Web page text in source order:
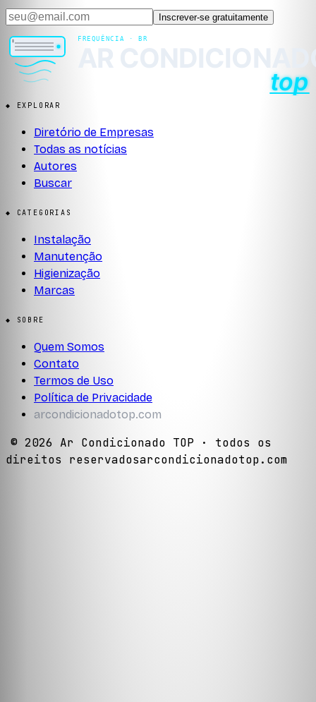
Inscrever-se gratuitamente
◆ EXPLORAR
Diretório de Empresas
Todas as notícias
Autores
Buscar
◆ CATEGORIAS
Instalação
Manutenção
Higienização
Marcas
◆ SOBRE
Quem Somos
Contato
Termos de Uso
Política de Privacidade
arcondicionadotop.com
© 2026 Ar Condicionado TOP · todos os
direitos reservadosarcondicionadotop.com